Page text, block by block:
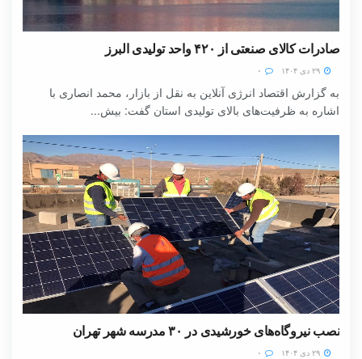
صادرات کالای صنعتی از ۴۲۰ واحد تولیدی البرز
به گزارش اقتصاد انرژی آنلاین به نقل از بازار، محمد انصاری با
اشاره به ظرفیت‌های بالای تولیدی استان گفت: بیش...
نصب نیروگاه‌های خورشیدی در ۳۰ مدرسه شهر تهران